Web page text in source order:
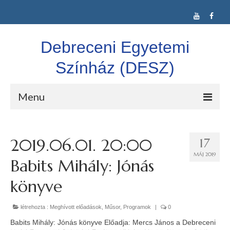
Debreceni Egyetemi
Színház (DESZ)
Menu
Alkalmi Társulat
Színláz Társulat
Confuse-A-Cat Ltd.
Vígkarma
17
MÁJ 2019
2019.06.01. 20:00
Babits Mihály: Jónás
könyve
létrehozta : Meghívott előadások Műsor, Programok 0
Babits Mihály: Jónás könyve Előadja: Mercs János a Debreceni